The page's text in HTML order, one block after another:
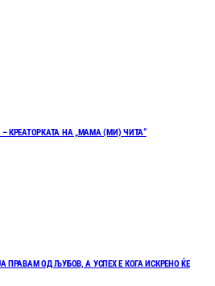
КРЕАТОРКАТА НА „МАМА (МИ) ЧИТА“
ПРАВАМ ОД ЉУБОВ, А УСПЕХ Е КОГА ИСКРЕНО ЌЕ